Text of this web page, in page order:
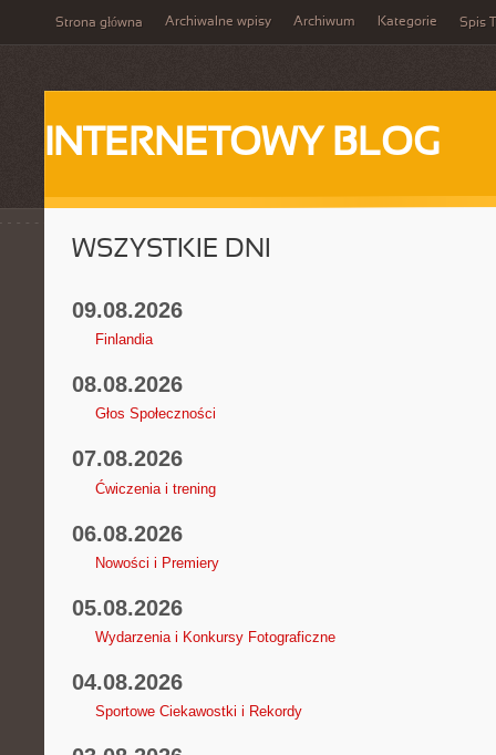
Strona główna Archiwalne wpisy Archiwum Kategorie Spis
INTERNETOWY BLOG
WSZYSTKIE DNI
09.08.2026
Finlandia
08.08.2026
Głos Społeczności
07.08.2026
Ćwiczenia i trening
06.08.2026
Nowości i Premiery
05.08.2026
Wydarzenia i Konkursy Fotograficzne
04.08.2026
Sportowe Ciekawostki i Rekordy